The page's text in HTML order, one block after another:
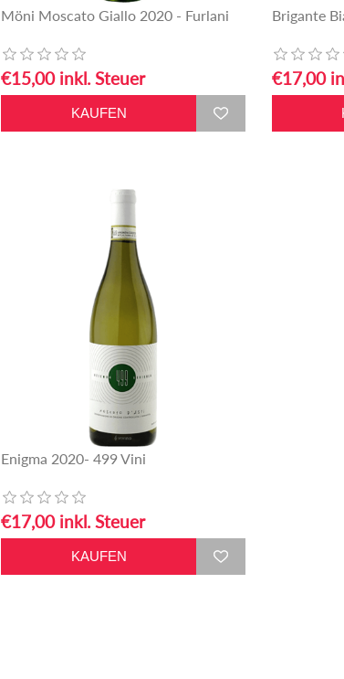
Möni Moscato Giallo 2020 - Furlani
€15,00 inkl. Steuer
Brigante
€17,00
Enigma 2020- 499 Vini
€17,00 inkl. Steuer